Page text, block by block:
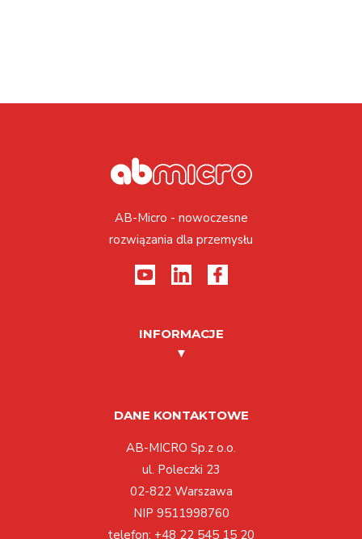
AB-Micro - nowoczesne
rozwiązania dla przemysłu
INFORMACJE
DANE KONTAKTOWE
AB-MICRO Sp.z o.o.
ul. Poleczki 23
02-822 Warszawa
NIP 9511998760
telefon: +48 22 545 15 20